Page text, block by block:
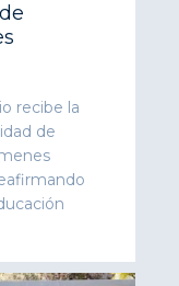
recibe la
de